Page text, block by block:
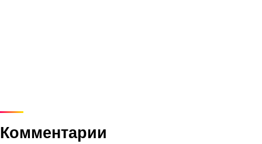
Комментарии